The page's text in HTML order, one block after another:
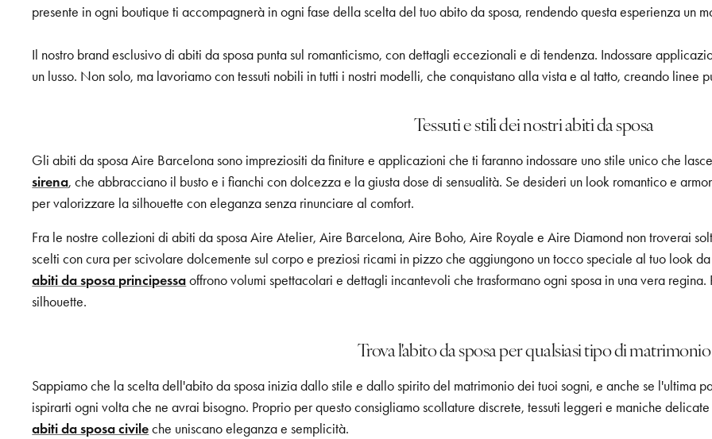
presente in ogni boutique ti accompagnerà in ogni fase della scelta del tuo abito da sposa, rendendo questa esperienza un
Il nostro brand esclusivo di abiti da sposa punta sul romanticismo, con dettagli eccezionali e di tendenza. Indossare
un lusso. Non solo, ma lavoriamo con tessuti nobili in tutti i nostri modelli, che conquistano alla vista e al tatto, creando linee
Tessuti e stili dei nostri abiti da sposa
Gli abiti da sposa Aire Barcelona sono impreziositi da finiture e applicazioni che ti faranno indossare uno stile unico che
sirena, che abbracciano il busto e i fianchi con dolcezza e la giusta dose di sensualità. Se desideri un look romantico e
per valorizzare la silhouette con eleganza senza rinunciare al comfort.
Fra le nostre collezioni di abiti da sposa Aire Atelier, Aire Barcelona, Aire Boho, Aire Royale e Aire Diamond non troverai
scelti con cura per scivolare dolcemente sul corpo e preziosi ricami in pizzo che aggiungono un tocco speciale al tuo look
abiti da sposa principessaoffrono volumi spettacolari e dettagli incantevoli che trasformano ogni sposa in una vera
silhouette.
Trova l'abito da sposa per qualsiasi tipo di matrimonio
Sappiamo che la scelta dell'abito da sposa inizia dallo stile e dallo spirito del matrimonio dei tuoi sogni, e anche se l'ultima
ispirarti ogni volta che ne avrai bisogno. Proprio per questo consigliamo scollature discrete, tessuti leggeri e maniche
abiti da sposa civileche uniscano eleganza e semplicità.